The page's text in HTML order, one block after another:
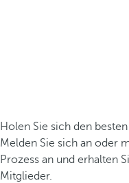
Holen Sie sich den
Melden Sie sich an oder
Prozess an und erhalten
Mitglieder.